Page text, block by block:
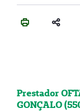
Prestador
GONÇALO